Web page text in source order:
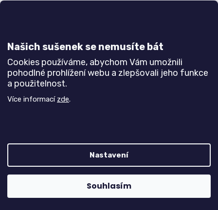
Našich sušenek se nemusíte bát
Cookies používáme, abychom Vám umožnili
pohodlné prohlížení webu a zlepšovali jeho funkce
a použitelnost.
Více informací zde.
Nastavení
Souhlasím
Do 3-6 týdnů
6 530 Kč